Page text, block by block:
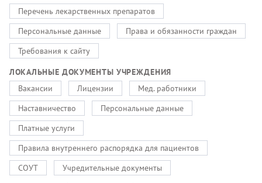
Перечень лекарственных препаратов
Персональные данные
Права и обязанности граждан
Требования к сайту
ЛОКАЛЬНЫЕ ДОКУМЕНТЫ УЧРЕЖДЕНИЯ
Вакансии
Лицензии
Мед. работники
Наставничество
Персональные данные
Платные услуги
Правила внутреннего распорядка для пациентов
СОУТ
Учредительные документы